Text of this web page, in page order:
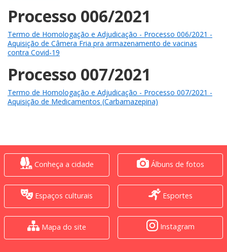
Processo 006/2021
Termo de Homologação e Adjudicação - Processo 006/2021 -
Aquisição de Câmera Fria pra armazenamento de vacinas
contra Covid-19
Processo 007/2021
Termo de Homologação e Adjudicação - Processo 007/2021 -
Aquisição de Medicamentos (Carbamazepina)
Conheça a cidade Álbuns de fotos
Espaços culturais Esportes
Mapa do site Instagram